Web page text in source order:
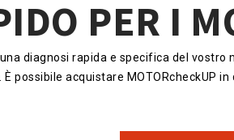
PER I
diagnosi rapida e specifica del vostro
possibile acquistare MOTORcheckUP in